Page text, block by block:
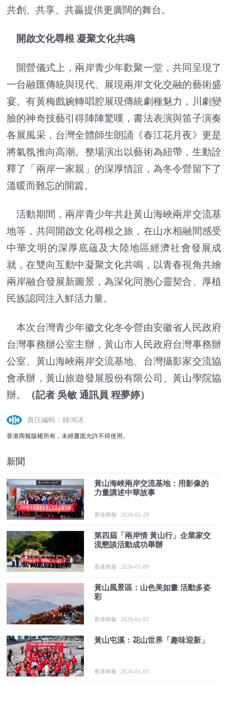
共創、共享、共贏提供更廣闊的舞台。
開啟文化尋根 凝聚文化共鳴
開營儀式上，兩岸青少年歡聚一堂，共同呈現了
一台融匯傳統與現代、展現兩岸文化交融的藝術盛
宴。有黃梅戲婉轉唱腔展現傳統劇種魅力，川劇變
臉的神奇技藝引得陣陣驚嘆，書法表演與笛子演奏
各展風采，台灣全體師生朗誦《春江花月夜》更是
將氣氛推向高潮。整場演出以藝術為紐帶，生動詮
釋了「兩岸一家親」的深厚情誼，為冬令營留下了
溫暖而難忘的開篇。
活動期間，兩岸青少年共赴黃山海峽兩岸交流基
地等，共同開啟文化尋根之旅，在山水相融間感受
中華文明的深厚底蘊及大陸地區經濟社會發展成
就，在雙向互動中凝聚文化共鳴，以青春視角共繪
兩岸融合發展新圖景，為深化同胞心靈契合、厚植
民族認同注入鮮活力量。
本次台灣青少年徽文化冬令營由安徽省人民政府
台灣事務辦公室主辦，黃山市人民政府台灣事務辦
公室、黃山海峽兩岸交流基地、台灣攝影家交流協
會承辦，黃山旅遊發展股份有限公司、黃山學院協
辦。
（記者 吳敏 通訊員 程夢婷）
責任編輯：鍾鴻冰
香港商報版權所有，未經書面允許不得使用。
新聞
黃山海峽兩岸交流基地：用影像的
力量講述中華故事
香港商報 2026-01-29
第四屆「兩岸情 黃山行」企業家交
流懇談活動成功舉辦
香港商報 2026-01-09
黃山風景區：山色美如畫 活動多姿
彩
香港商報 2026-01-03
黃山屯溪：花山世界「趣味迎新」
香港商報 2026-01-03